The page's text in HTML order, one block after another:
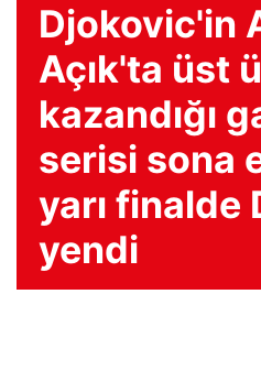
Djokovic'in
Açık'ta üst
kazandığı
serisi sona
yarı finalde
yendi